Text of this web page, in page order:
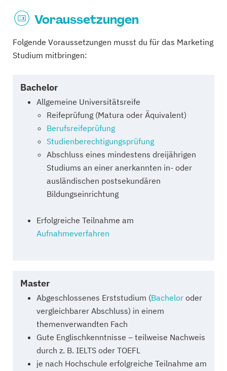
Voraussetzungen
Folgende Voraussetzungen musst du für das Marketing
Studium mitbringen:
Bachelor
Allgemeine Universitätsreife
Reifeprüfung (Matura oder Äquivalent)
Berufsreifeprüfung
Studienberechtigungsprüfung
Abschluss eines mindestens dreijährigen
Studiums an einer anerkannten in- oder
ausländischen postsekundären
Bildungseinrichtung
Erfolgreiche Teilnahme am
Aufnahmeverfahren
Master
Abgeschlossenes Erststudium (Bachelor oder
vergleichbarer Abschluss) in einem
themenverwandten Fach
Gute Englischkenntnisse – teilweise Nachweis
durch z. B. IELTS oder TOEFL
je nach Hochschule erfolgreiche Teilnahme am